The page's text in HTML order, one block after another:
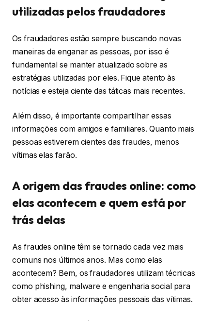
utilizadas pelos fraudadores
Os fraudadores estão sempre buscando novas
maneiras de enganar as pessoas, por isso é
fundamental se manter atualizado sobre as
estratégias utilizadas por eles. Fique atento às
notícias e esteja ciente das táticas mais recentes.
Além disso, é importante compartilhar essas
informações com amigos e familiares. Quanto mais
pessoas estiverem cientes das fraudes, menos
vítimas elas farão.
A origem das fraudes online: como
elas acontecem e quem está por
trás delas
As fraudes online têm se tornado cada vez mais
comuns nos últimos anos. Mas como elas
acontecem? Bem, os fraudadores utilizam técnicas
como phishing, malware e engenharia social para
obter acesso às informações pessoais das vítimas.